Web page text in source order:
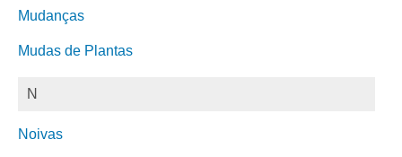
Mudanças
Mudas de Plantas
N
Noivas